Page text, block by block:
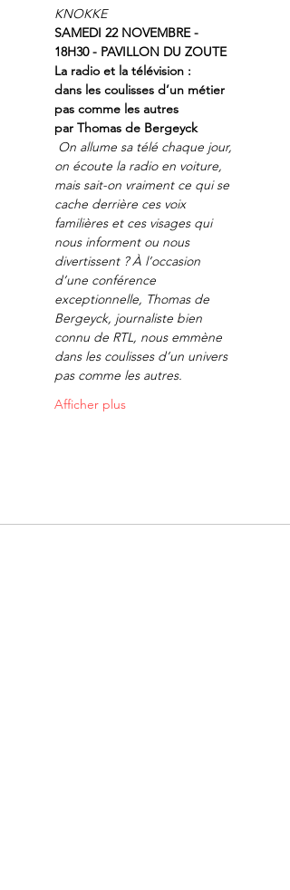
KNOKKE
SAMEDI 22 NOVEMBRE -
18H30 - PAVILLON DU ZOUTE
La radio et la télévision :
dans les coulisses d’un métier
pas comme les autres
par Thomas de Bergeyck
On allume sa télé chaque jour,
on écoute la radio en voiture,
mais sait-on vraiment ce qui se
cache derrière ces voix
familières et ces visages qui
nous informent ou nous
divertissent ? À l’occasion
d’une conférence
exceptionnelle, Thomas de
Bergeyck, journaliste bien
connu de RTL, nous emmène
dans les coulisses d’un univers
pas comme les autres.
Afficher plus